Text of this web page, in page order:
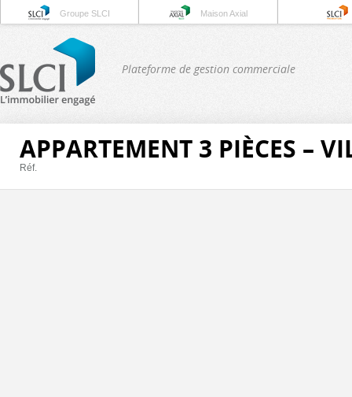
Groupe SLCI Maison Axial
Plateforme de gestion commerciale
APPARTEMENT 3 PIÈCES –
Réf.